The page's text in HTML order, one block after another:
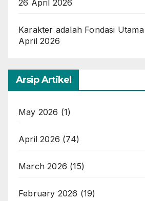
26 April 2026
Karakter adalah Fondasi
April 2026
Arsip Artikel
May 2026 (1)
April 2026 (74)
March 2026 (15)
February 2026 (19)